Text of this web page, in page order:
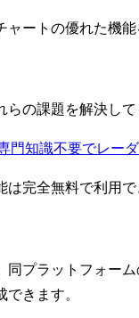
ートの優れた機
の課題を解決し
門知識不要でレー
は完全無料で利用
同プラットフォーム
きます。